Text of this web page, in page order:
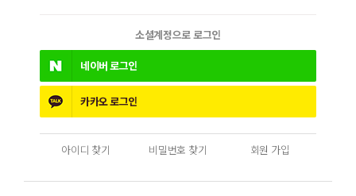
소셜계정으로 로그인
네이버로그인
카카오로그인
아이디 찾기 비밀번호 찾기 회원 가입